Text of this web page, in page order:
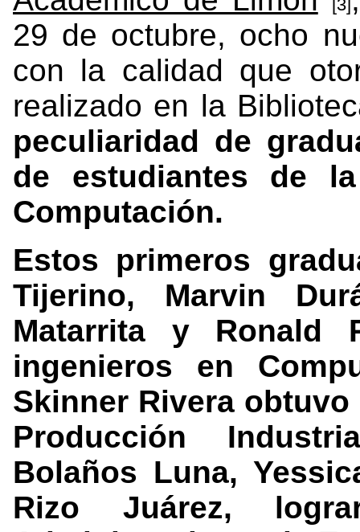
[3]
29 de octubre, ocho
con la calidad que
realizado en la
peculiaridad de
de estudiantes de
Computación.
Estos primeros
Tijerino, Marvin
Matarrita y Ronald
ingenieros en
Skinner Rivera
Producción
Bolaños Luna,
Rizo Juárez,